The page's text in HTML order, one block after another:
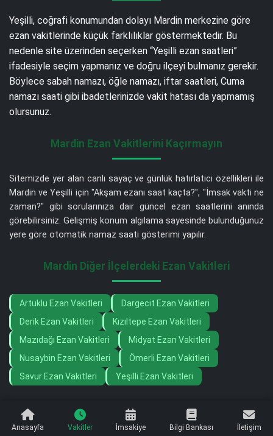
Yeşilli, coğrafi konumundan dolayı Mardin merkezine göre
ezan vakitlerinde küçük farklılıklar göstermektedir. Bu
nedenle site üzerinden seçerken “Yeşilli ezan saatleri”
ifadesiyle seçim yapmanız ve doğru ilçeyi bulmanız gerekir.
Böylece sabah namazı, öğle namazı, iftar saatleri, Cuma
namazı saati gibi ibadetlerinizde vakit hatası da yapmamış
olursunuz.
Mardin Ezan Vakitlerini Kaçırmayın
Sitemizde yer alan canlı sayaç ve günlük hatırlatıcı özellikleri ile
Mardin ve Yeşilli için "Akşam ezanı saat kaçta?", "İmsak vakti ne
zaman?" gibi sorularınıza dair güncel ezan saatlerini anında
görebilirsiniz. Gelişmiş konum algılama sayesinde bulunduğunuz
yere göre otomatik namaz saati gösterimi yapılır.
Mardin Diğer İlçelerdeki Ezan Vakitleri
Artuklu Ezan Vakitleri
Dargecit Ezan Vakitleri
Derik Ezan Vakitleri
Kızıltepe Ezan Vakitleri
Mazıdağı Ezan Vakitleri
Midyat Ezan Vakitleri
Nusaybin Ezan Vakitleri
Ömerli Ezan Vakitleri
Savur Ezan Vakitleri
Yeşilli Ezan Vakitleri
Anasayfa Vakitler İmsakiye Bilgi Bankası İletişim